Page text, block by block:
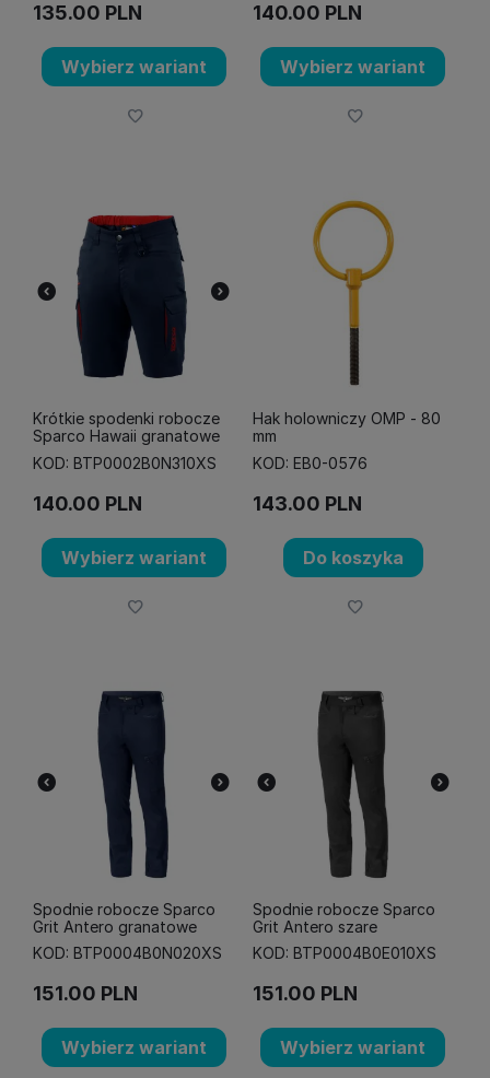
135.00 PLN
Wybierz wariant
140.00 PLN
Wybierz wariant
Krótkie spodenki robocze
Sparco Hawaii granatowe
KOD: BTP0002B0N310XS
140.00 PLN
Wybierz wariant
Hak holowniczy OMP - 80
mm
KOD: EB0-0576
143.00 PLN
Do koszyka
Spodnie robocze Sparco
Grit Antero granatowe
KOD: BTP0004B0N020XS
151.00 PLN
Wybierz wariant
Spodnie robocze Sparco
Grit Antero szare
KOD: BTP0004B0E010XS
151.00 PLN
Wybierz wariant